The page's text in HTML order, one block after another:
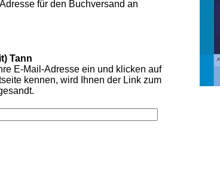
für den Buchversand an
Tann
E-Mail-Adresse ein und klicken auf
kennen, wird Ihnen der Link zum